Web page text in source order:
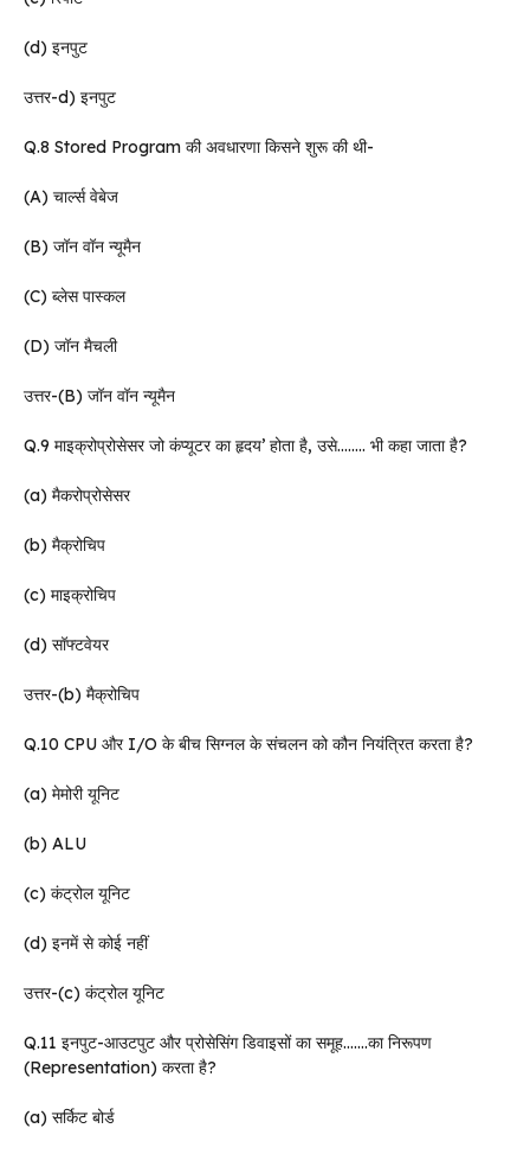
(d) इनपुट
उत्तर-d) इनपुट
Q.8 Stored Program की अवधारणा किसने शुरू की थी-
(A) चार्ल्स वेबेज
(B) जॉन वॉन न्यूमैन
(C) ब्लेस पास्कल
(D) जॉन मैचली
उत्तर-(B) जॉन वॉन न्यूमैन
Q.9 माइक्रोप्रोसेसर जो कंप्यूटर का हृदय’ होता है, उसे…….. भी कहा जाता है?
(a) मैकरोप्रोसेसर
(b) मैक्रोचिप
(c) माइक्रोचिप
(d) सॉफ्टवेयर
उत्तर-(b) मैक्रोचिप
Q.10 CPU और I/O के बीच सिग्नल के संचलन को कौन नियंत्रित करता है?
(a) मेमोरी यूनिट
(b) ALU
(c) कंट्रोल यूनिट
(d) इनमें से कोई नहीं
उत्तर-(c) कंट्रोल यूनिट
Q.11 इनपुट-आउटपुट और प्रोसेसिंग डिवाइसों का समूह…….का निरूपण
(Representation) करता है?
(a) सर्किट बोर्ड